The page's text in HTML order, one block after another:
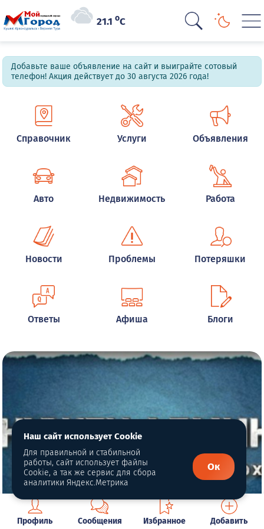
21.1oC
Добавьте ваше объявление на сайт и выиграйте сотовый
телефон! Акция действует до 30 августа 2026 года!
Справочник Услуги Объявления
Авто Недвижимость Работа
Новости Проблемы Потеряшки
Ответы Афиша Блоги
Профиль Сообщения Избранное Добавить
Наш сайт использует Cookie
Для правильной и стабильной
работы, сайт использует файлы
Cookie, а так же сервис для сбора
аналитики Яндекс.Метрика
Ок